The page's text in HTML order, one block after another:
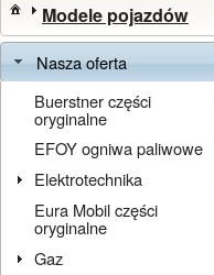
Modele pojazdów
Nasza oferta
Buerstner części
oryginalne
EFOY ogniwa paliwowe
Elektrotechnika
Eura Mobil części
oryginalne
Gaz